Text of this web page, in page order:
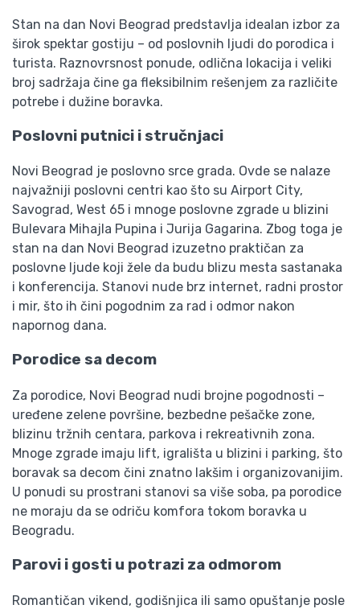
Stan na dan Novi Beograd predstavlja idealan izbor za
širok spektar gostiju – od poslovnih ljudi do porodica i
turista. Raznovrsnost ponude, odlična lokacija i veliki
broj sadržaja čine ga fleksibilnim rešenjem za različite
potrebe i dužine boravka.
Poslovni putnici i stručnjaci
Novi Beograd je poslovno srce grada. Ovde se nalaze
najvažniji poslovni centri kao što su Airport City,
Savograd, West 65 i mnoge poslovne zgrade u blizini
Bulevara Mihajla Pupina i Jurija Gagarina. Zbog toga je
stan na dan Novi Beograd izuzetno praktičan za
poslovne ljude koji žele da budu blizu mesta sastanaka
i konferencija. Stanovi nude brz internet, radni prostor
i mir, što ih čini pogodnim za rad i odmor nakon
napornog dana.
Porodice sa decom
Za porodice, Novi Beograd nudi brojne pogodnosti –
uređene zelene površine, bezbedne pešačke zone,
blizinu tržnih centara, parkova i rekreativnih zona.
Mnoge zgrade imaju lift, igrališta u blizini i parking, što
boravak sa decom čini znatno lakšim i organizovanijim.
U ponudi su prostrani stanovi sa više soba, pa porodice
ne moraju da se odriču komfora tokom boravka u
Beogradu.
Parovi i gosti u potrazi za odmorom
Romantičan vikend, godišnjica ili samo opuštanje posle